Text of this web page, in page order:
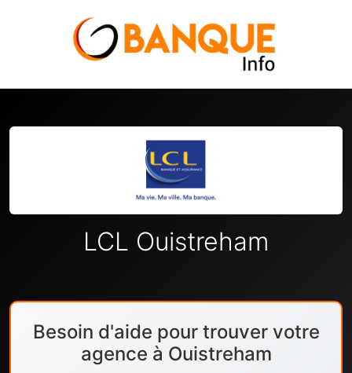
LCL Ouistreham
Besoin d'aide pour trouver votre
agence à Ouistreham